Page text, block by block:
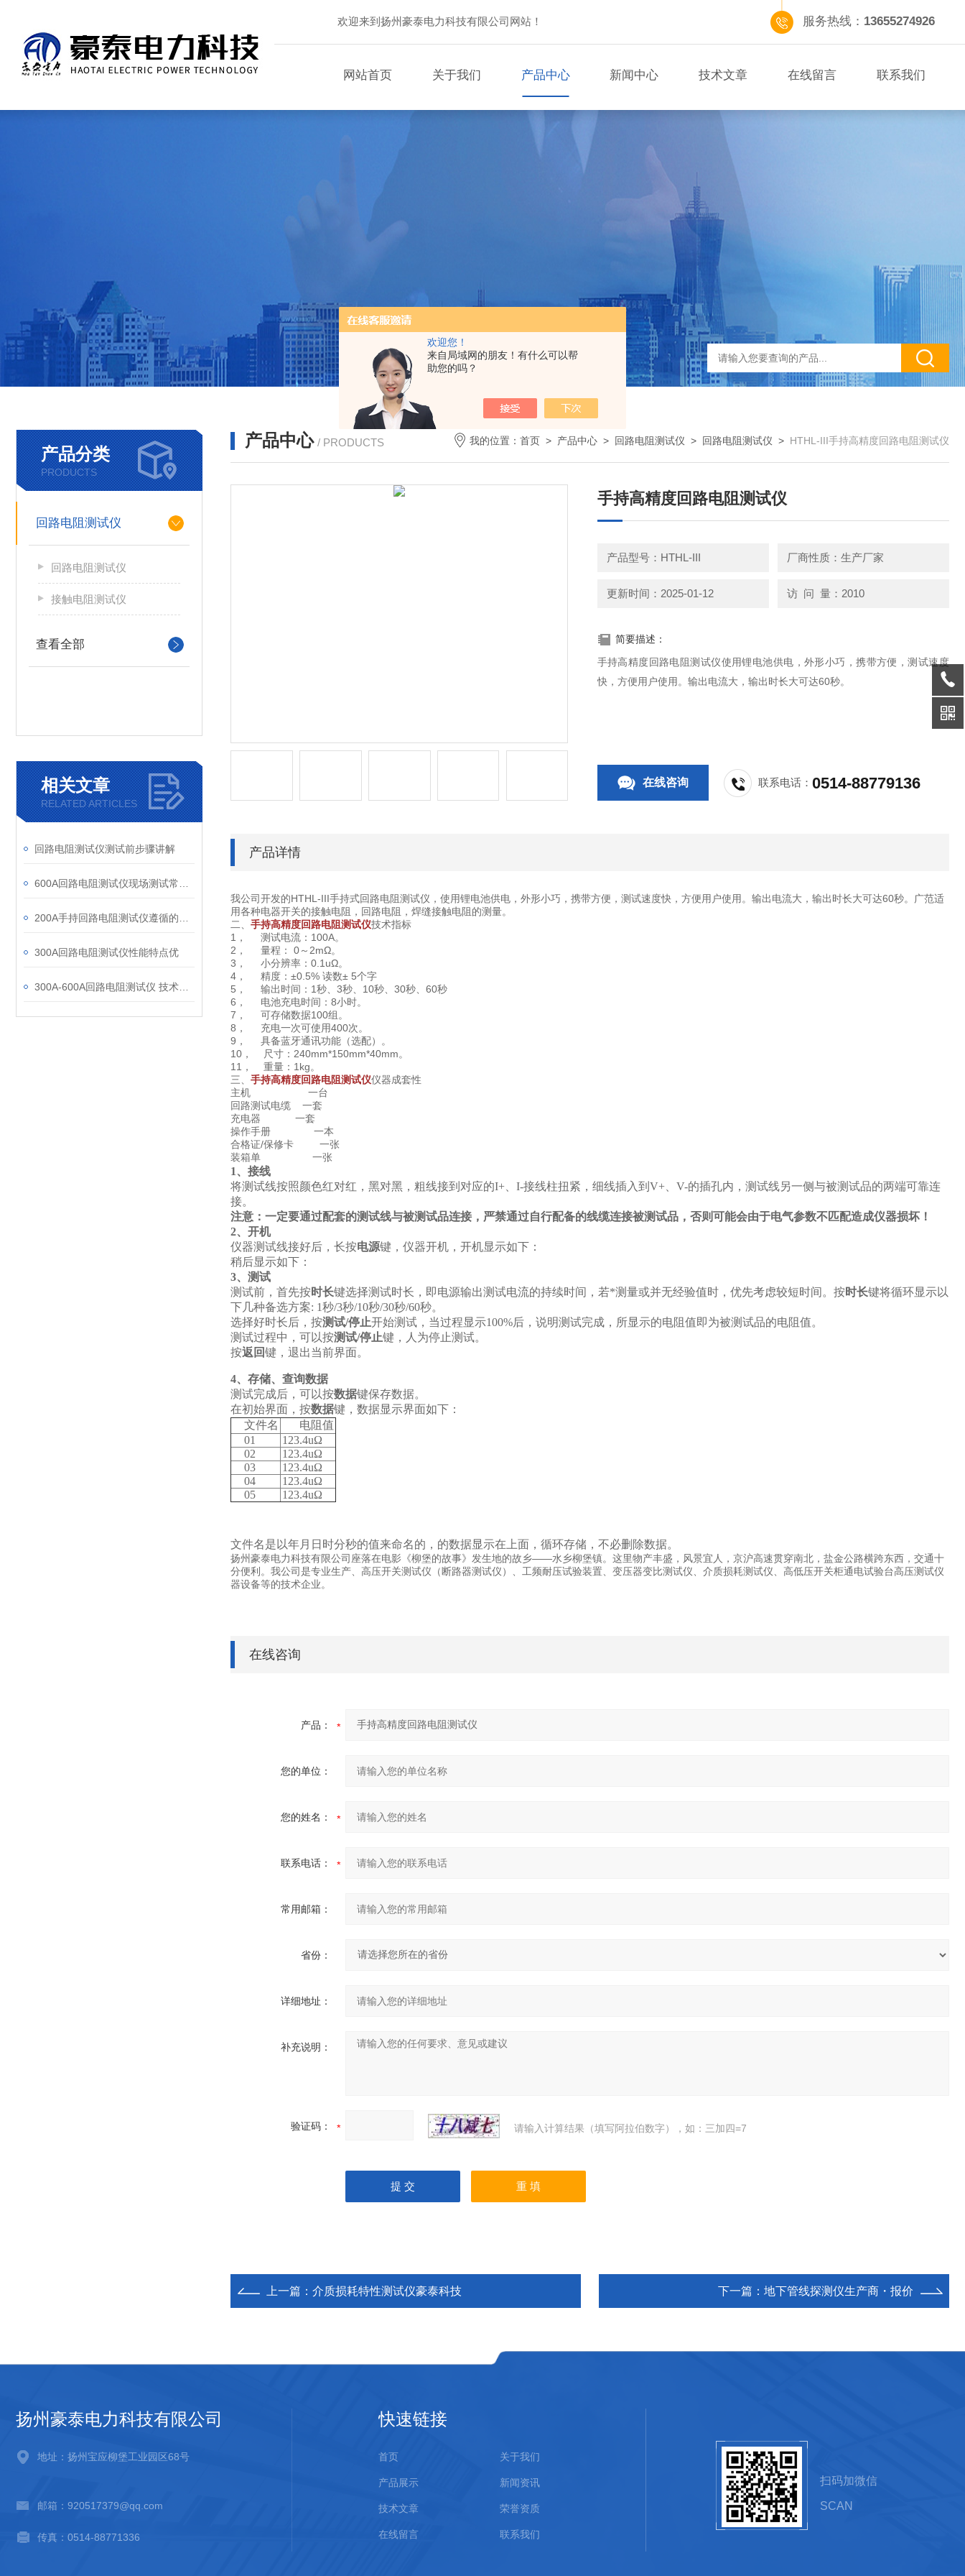
欢迎您！
来自局域网的朋友！有什么可以帮
助您的吗？
欢迎来到扬州豪泰电力科技有限公司网站！ 服务热线： 13655274926
网站首页 关于我们 产品中心 新闻中心 技术文章 在线留言 联系我们
产品分类
PRODUCTS
回路电阻测试仪
回路电阻测试仪
接触电阻测试仪
查看全部
相关文章
RELATED ARTICLES
回路电阻测试仪测试前步骤讲解
300A回路电阻测试仪性能特点优
产品中心 / PRODUCTS 我的位置： 首页 > 产品中心 > 回路电阻测试仪 > 回路电阻测试仪 > HTHL-III手持高精度回路电阻测试仪
手持高精度回路电阻测试仪
产品型号：HTHL-III 厂商性质：生产厂家
更新时间：2025-01-12 访 问 量：2010
简要描述：
手持高精度回路电阻测试仪使用锂电池供电，外形小巧，携带方便，测试速度
快，方便用户使用。输出电流大，输出时长大可达60秒。
在线咨询 联系电话：0514-88779136
产品详情
我公司开发的HTHL-III手持式回路电阻测试仪，使用锂电池供电，外形小巧，携带方便，测试速度快，方便用户使用。输出电流大，输出时长大可达60秒。广范适
用各种电器开关的接触电阻，回路电阻，焊缝接触电阻的测量。
二、 手持高精度回路电阻测试仪技术指标
1， 测试电流：100A。
2， 量程： 0～2mΩ。
3， 小分辨率：0.1uΩ。
4， 精度：±0.5% 读数± 5个字
5， 输出时间：1秒、3秒、10秒、30秒、60秒
6， 电池充电时间：8小时。
7， 可存储数据100组。
8， 充电一次可使用400次。
9， 具备蓝牙通讯功能（选配）。
10， 尺寸：240mm*150mm*40mm。
11， 重量：1kg。
三、 手持高精度回路电阻测试仪仪器成套性
主机 一台
回路测试电缆 一套
充电器 一套
操作手册 一本
合格证/保修卡 一张
装箱单 一张
1、接线
将测试线按照颜色红对红，黑对黑，粗线接到对应的I+、I-接线柱扭紧，细线插入到V+、V-的插孔内，测试线另一侧与被测试品的两端可靠连
接。
注意：一定要通过配套的测试线与被测试品连接，严禁通过自行配备的线缆连接被测试品，否则可能会由于电气参数不匹配造成仪器损坏！
2、开机
仪器测试线接好后，长按电源键，仪器开机，开机显示如下：
稍后显示如下：
3、测试
测试前，首先按时长键选择测试时长，即电源输出测试电流的持续时间，若*测量或并无经验值时，优先考虑较短时间。按时长键将循环显示以
下几种备选方案: 1秒/3秒/10秒/30秒/60秒。
选择好时长后，按测试/停止开始测试，当过程显示100%后，说明测试完成，所显示的电阻值即为被测试品的电阻值。
测试过程中，可以按测试/停止键，人为停止测试。
按返回键，退出当前界面。
4、存储、查询数据
测试完成后，可以按数据键保存数据。
在初始界面，按数据键，数据显示界面如下：
文件名
电阻值
01
123.4uΩ
02
123.4uΩ
03
123.4uΩ
04
123.4uΩ
05
123.4uΩ
文件名是以年月日时分秒的值来命名的，的数据显示在上面，循环存储，不必删除数据。
扬州豪泰电力科技有限公司座落在电影《柳堡的故事》发生地的故乡——水乡柳堡镇。这里物产丰盛，风景宜人，京沪高速贯穿南北，盐金公路横跨东西，交通十
分便利。我公司是专业生产、高压开关测试仪（断路器测试仪）、工频耐压试验装置、变压器变比测试仪、介质损耗测试仪、高低压开关柜通电试验台高压测试仪
器设备等的技术企业。
在线咨询
产品：
您的单位：
您的姓名：
联系电话：
常用邮箱：
省份：
详细地址：
补充说明：
验证码： 请输入计算结果（填写阿拉伯数字），如：三加四=7
上一篇： 介质损耗特性测试仪豪泰科技 下一篇： 地下管线探测仪生产商・报价
扬州豪泰电力科技有限公司
地址：扬州宝应柳堡工业园区68号
邮箱：920517379@qq.com
传真：0514-88771336
快速链接
首页 关于我们
产品展示 新闻资讯
技术文章 荣誉资质
在线留言 联系我们
扫码加微信
SCAN